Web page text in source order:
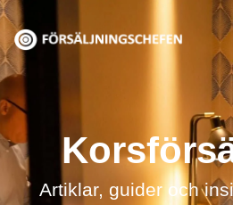
Hoppa
till
innehåll
Artiklar, guider och